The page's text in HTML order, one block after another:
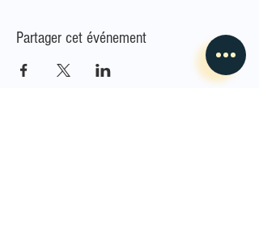
Partager cet événement